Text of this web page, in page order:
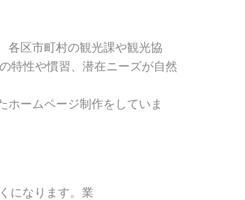
各区市町村の観光課や観光協
特性や慣習、潜在ニーズが自然
ホームページ制作をしていま
になります。業